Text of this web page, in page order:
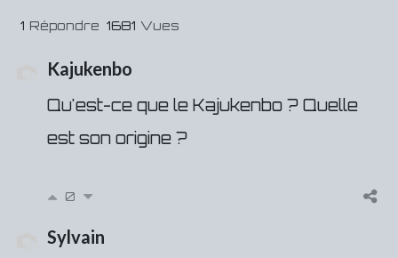
1 Répondre 1681 Vues
Kajukenbo
Qu'est-ce que le Kajukenbo ? Quelle
est son origine ?
0
Sylvain